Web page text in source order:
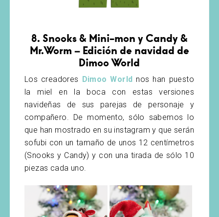
8. Snooks & Mini-mon y Candy &
Mr.Worm – Edición de navidad de
Dimoo World
Los creadores Dimoo World nos han puesto
la miel en la boca con estas versiones
navideñas de sus parejas de personaje y
compañero. De momento, sólo sabemos lo
que han mostrado en su instagram y que serán
sofubi con un tamaño de unos 12 centímetros
(Snooks y Candy) y con una tirada de sólo 10
piezas cada uno.